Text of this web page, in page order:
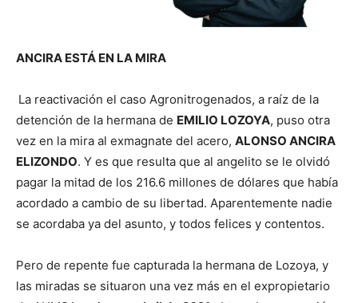
ANCIRA ESTÁ EN LA MIRA
La reactivación el caso Agronitrogenados, a raíz de la
detención de la hermana de EMILIO LOZOYA, puso otra
vez en la mira al exmagnate del acero, ALONSO ANCIRA
ELIZONDO. Y es que resulta que al angelito se le olvidó
pagar la mitad de los 216.6 millones de dólares que había
acordado a cambio de su libertad. Aparentemente nadie
se acordaba ya del asunto, y todos felices y contentos.
Pero de repente fue capturada la hermana de Lozoya, y
las miradas se situaron una vez más en el expropietario